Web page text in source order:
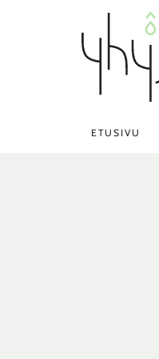
ETUSIVU